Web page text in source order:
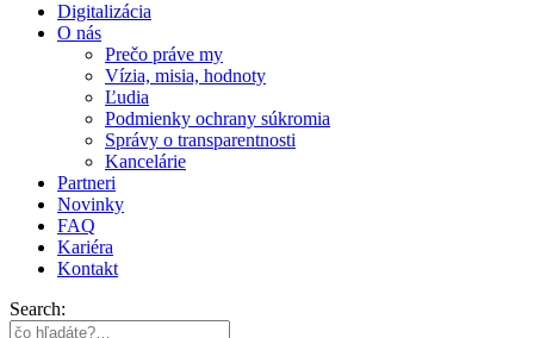
Digitalizácia
O nás
Prečo práve my
Vízia, misia, hodnoty
Ľudia
Podmienky ochrany súkromia
Správy o transparentnosti
Kancelárie
Partneri
Novinky
FAQ
Kariéra
Kontakt
Search: